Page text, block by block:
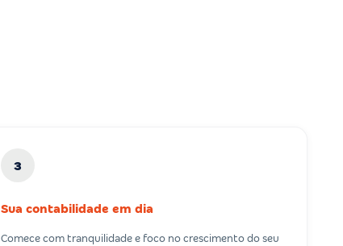
3
Sua contabilidade em dia
Comece com tranquilidade e foco no crescimento do seu